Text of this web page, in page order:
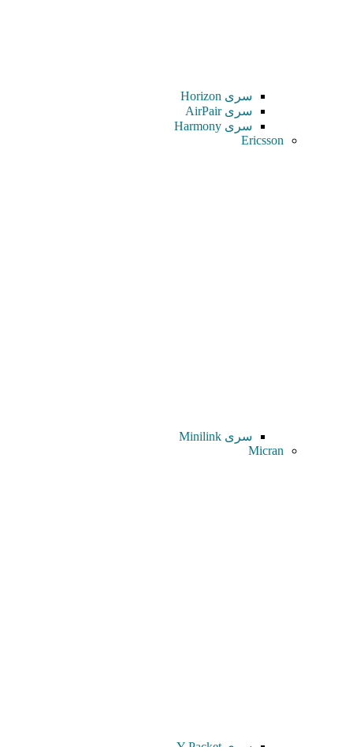
سری Horizon
سری AirPair
سری Harmony
Ericsson
سری Minilink
Micran